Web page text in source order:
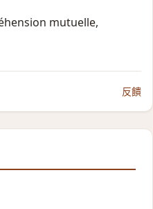
mutuelle,
反饋